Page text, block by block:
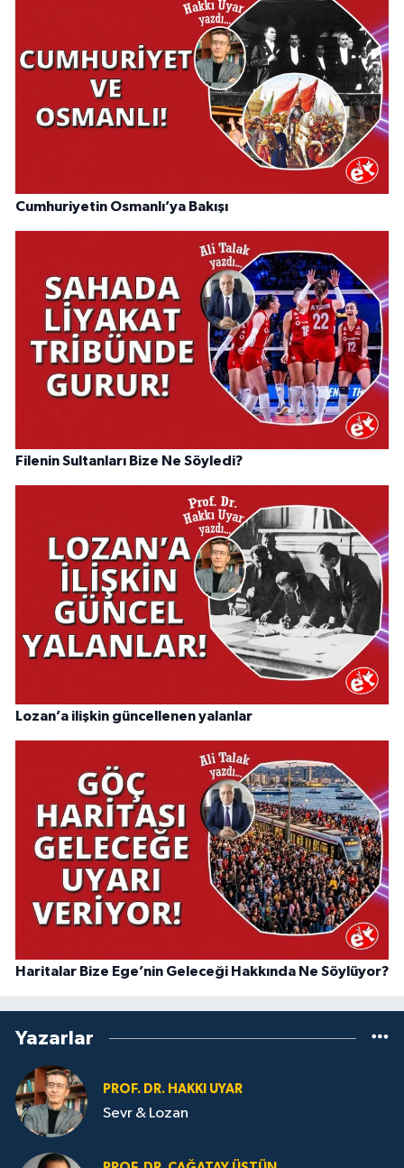
Cumhuriyetin Osmanlı’ya Bakışı
Filenin Sultanları Bize Ne Söyledi?
Lozan’a ilişkin güncellenen yalanlar
Haritalar Bize Ege’nin Geleceği Hakkında Ne Söylüyor?
Yazarlar
PROF. DR. HAKKI UYAR
Sevr & Lozan